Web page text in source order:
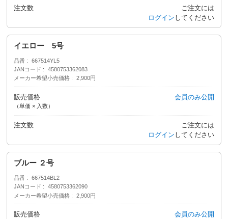
注文数
ご注文には
ログイン してください
イエロー 5号
品番
667514YL5
JANコード
4580753362083
メーカー希望小売価格
2,900円
販売価格
（単価 × 入数）
会員のみ公開
注文数
ご注文には
ログイン してください
ブルー ２号
品番
667514BL2
JANコード
4580753362090
メーカー希望小売価格
2,900円
販売価格 会員のみ公開